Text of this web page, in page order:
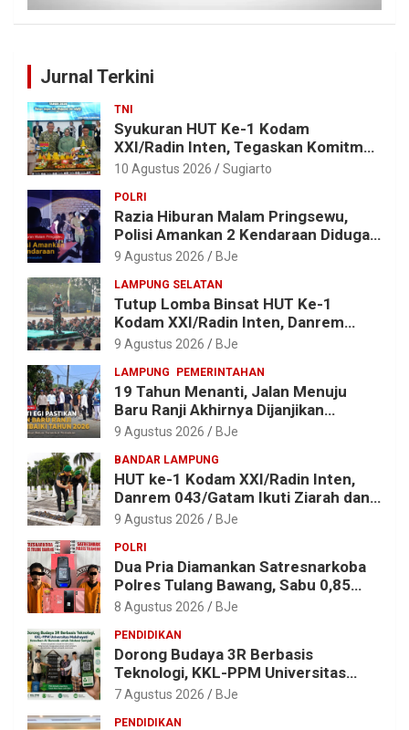
Jurnal Terkini
TNI
Syukuran HUT Ke-1 Kodam
XXI/Radin Inten, Tegaskan Komitmen
“Bekerja dengan Hati”
10 Agustus 2026 Sugiarto
POLRI
Razia Hiburan Malam Pringsewu,
Polisi Amankan 2 Kendaraan Diduga
Bermasalah
9 Agustus 2026 BJe
LAMPUNG SELATAN
Tutup Lomba Binsat HUT Ke-1
Kodam XXI/Radin Inten, Danrem
043/Gatam Apresiasi Prestasi
9 Agustus 2026 BJe
LAMPUNG PEMERINTAHAN
19 Tahun Menanti, Jalan Menuju
Baru Ranji Akhirnya Dijanjikan
Diperbaiki Tahun 2026
9 Agustus 2026 BJe
BANDAR LAMPUNG
HUT ke-1 Kodam XXI/Radin Inten,
Danrem 043/Gatam Ikuti Ziarah dan
Bakti Kesehatan
9 Agustus 2026 BJe
POLRI
Dua Pria Diamankan Satresnarkoba
Polres Tulang Bawang, Sabu 0,85
Gram dan Alat Hisap Disita
8 Agustus 2026 BJe
PENDIDIKAN
Dorong Budaya 3R Berbasis
Teknologi, KKL-PPM Universitas
Malahayati Kenalkan AI Barcode
7 Agustus 2026 BJe
PENDIDIKAN